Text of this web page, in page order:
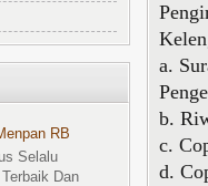
a.
b.
c.
d.
RB
Selalu
Dan